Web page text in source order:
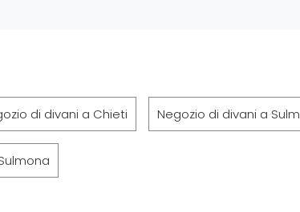
di divani a Chieti Negozio di divani a